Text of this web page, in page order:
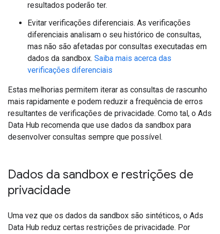
resultados poderão ter.
Evitar verificações diferenciais. As verificações
diferenciais analisam o seu histórico de consultas,
mas não são afetadas por consultas executadas em
dados da sandbox. Saiba mais acerca das
verificações diferenciais
Estas melhorias permitem iterar as consultas de rascunho
mais rapidamente e podem reduzir a frequência de erros
resultantes de verificações de privacidade. Como tal, o Ads
Data Hub recomenda que use dados da sandbox para
desenvolver consultas sempre que possível.
Dados da sandbox e restrições de
privacidade
Uma vez que os dados da sandbox são sintéticos, o Ads
Data Hub reduz certas restrições de privacidade. Por